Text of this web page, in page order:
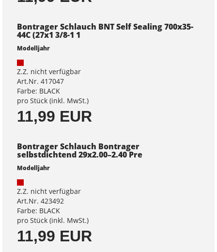
Bontrager Schlauch BNT Self Sealing 700x35-
44C (27x1 3/8-1 1
Modelljahr
Z.Z. nicht verfügbar
Art.Nr. 417047
Farbe: BLACK
pro Stück (inkl. MwSt.)
11,99 EUR
Bontrager Schlauch Bontrager
selbstdichtend 29x2.00–2.40 Pre
Modelljahr
Z.Z. nicht verfügbar
Art.Nr. 423492
Farbe: BLACK
pro Stück (inkl. MwSt.)
11,99 EUR